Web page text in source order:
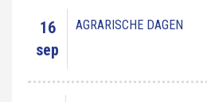
16
sep
AGRARISCHE DAGEN